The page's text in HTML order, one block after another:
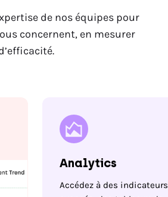
de nos équipes pour
concernent, en mesurer
Analytics
Accédez à des indicateurs